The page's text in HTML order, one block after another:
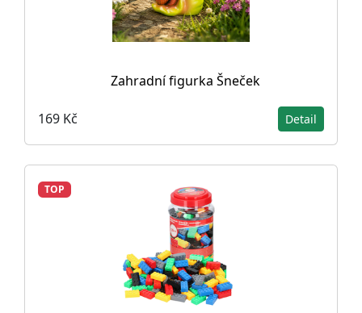
Zahradní figurka Šneček
169 Kč Detail
TOP